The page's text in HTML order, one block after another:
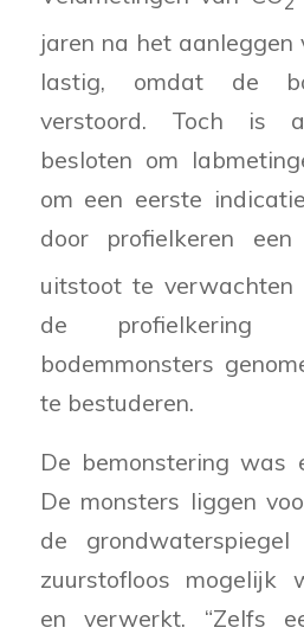
jaren na het aanleggen
lastig, omdat de
verstoord. Toch is
besloten om
om een eerste
door profielkeren
uitstoot te
de profielkering
bodemmonsters
te bestuderen.
De bemonstering was
De monsters liggen
de
zuurstofloos mogelijk
en verwerkt. “Zelfs